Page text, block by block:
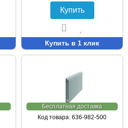
Купить
Купить в 1 клик
Бесплатная доставка
Код товара: 636-982-500